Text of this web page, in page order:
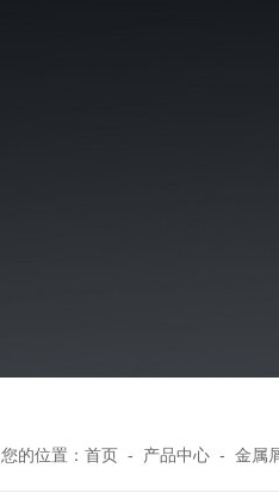
您的位置：首页 - 产品中心 -金属